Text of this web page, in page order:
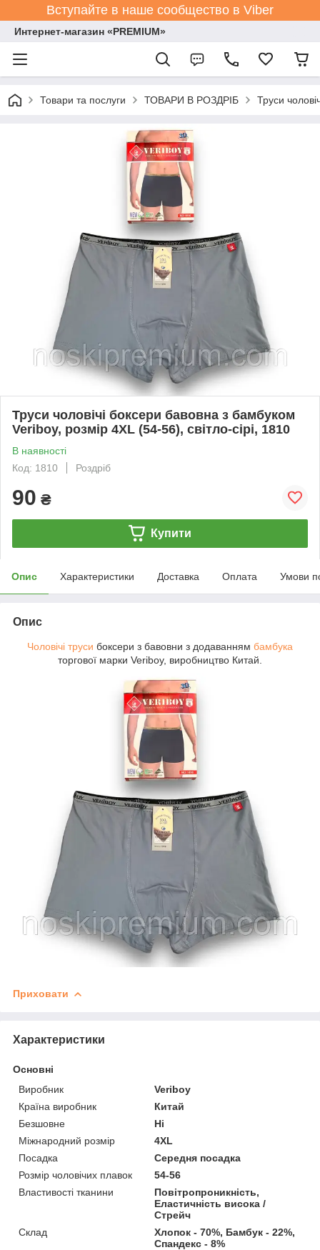
Вступайте в наше сообщество в Viber
Интернет-магазин «PREMIUM»
Товари та послуги ТОВАРИ В РОЗДРІБ Труси
Труси чоловічі боксери бавовна з бамбуком
Veriboy, розмір 4XL (54-56), світло-сірі, 1810
В наявності
Код: 1810
Роздріб
90 ₴
Купити
Опис Характеристики Доставка Оплата Умови
Опис
Чоловічі труси боксери з бавовни з додаванням бамбука
торгової марки Veriboy, виробництво Китай.
Приховати
Характеристики
Основні
Виробник
Veriboy
Країна виробник
Китай
Безшовне
Ні
Міжнародний розмір
4XL
Посадка
Середня посадка
Розмір чоловічих плавок
54-56
Властивості тканини
Повітропроникність,
Еластичність висока /
Стрейч
Склад
Хлопок - 70%, Бамбук - 22%,
Спандекс - 8%